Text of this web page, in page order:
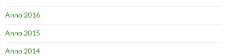
Anno 2016
Anno 2015
Anno 2014